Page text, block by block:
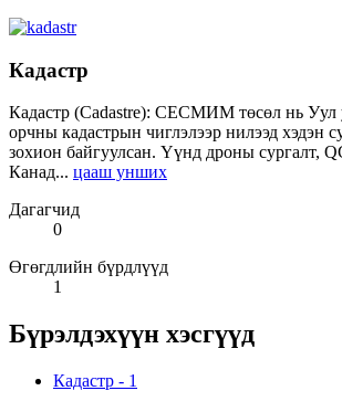
Кадастр
Кадастр (Cadastre): СЕСМИМ төсөл нь Уул
орчны кадастрын чиглэлээр нилээд хэдэн
зохион байгуулсан. Үүнд дроны сургалт,
Канад... цааш унших
Дагагчид
0
Өгөгдлийн бүрдлүүд
1
Бүрэлдэхүүн хэсгүүд
Кадастр - 1